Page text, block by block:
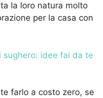
la loro natura molto
per la casa con
sughero: idee fai da te
farlo a costo zero, se